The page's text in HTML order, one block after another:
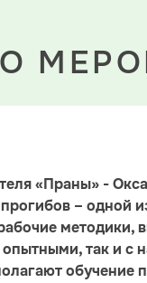
О
«Праны» -
– одной
методики,
так и